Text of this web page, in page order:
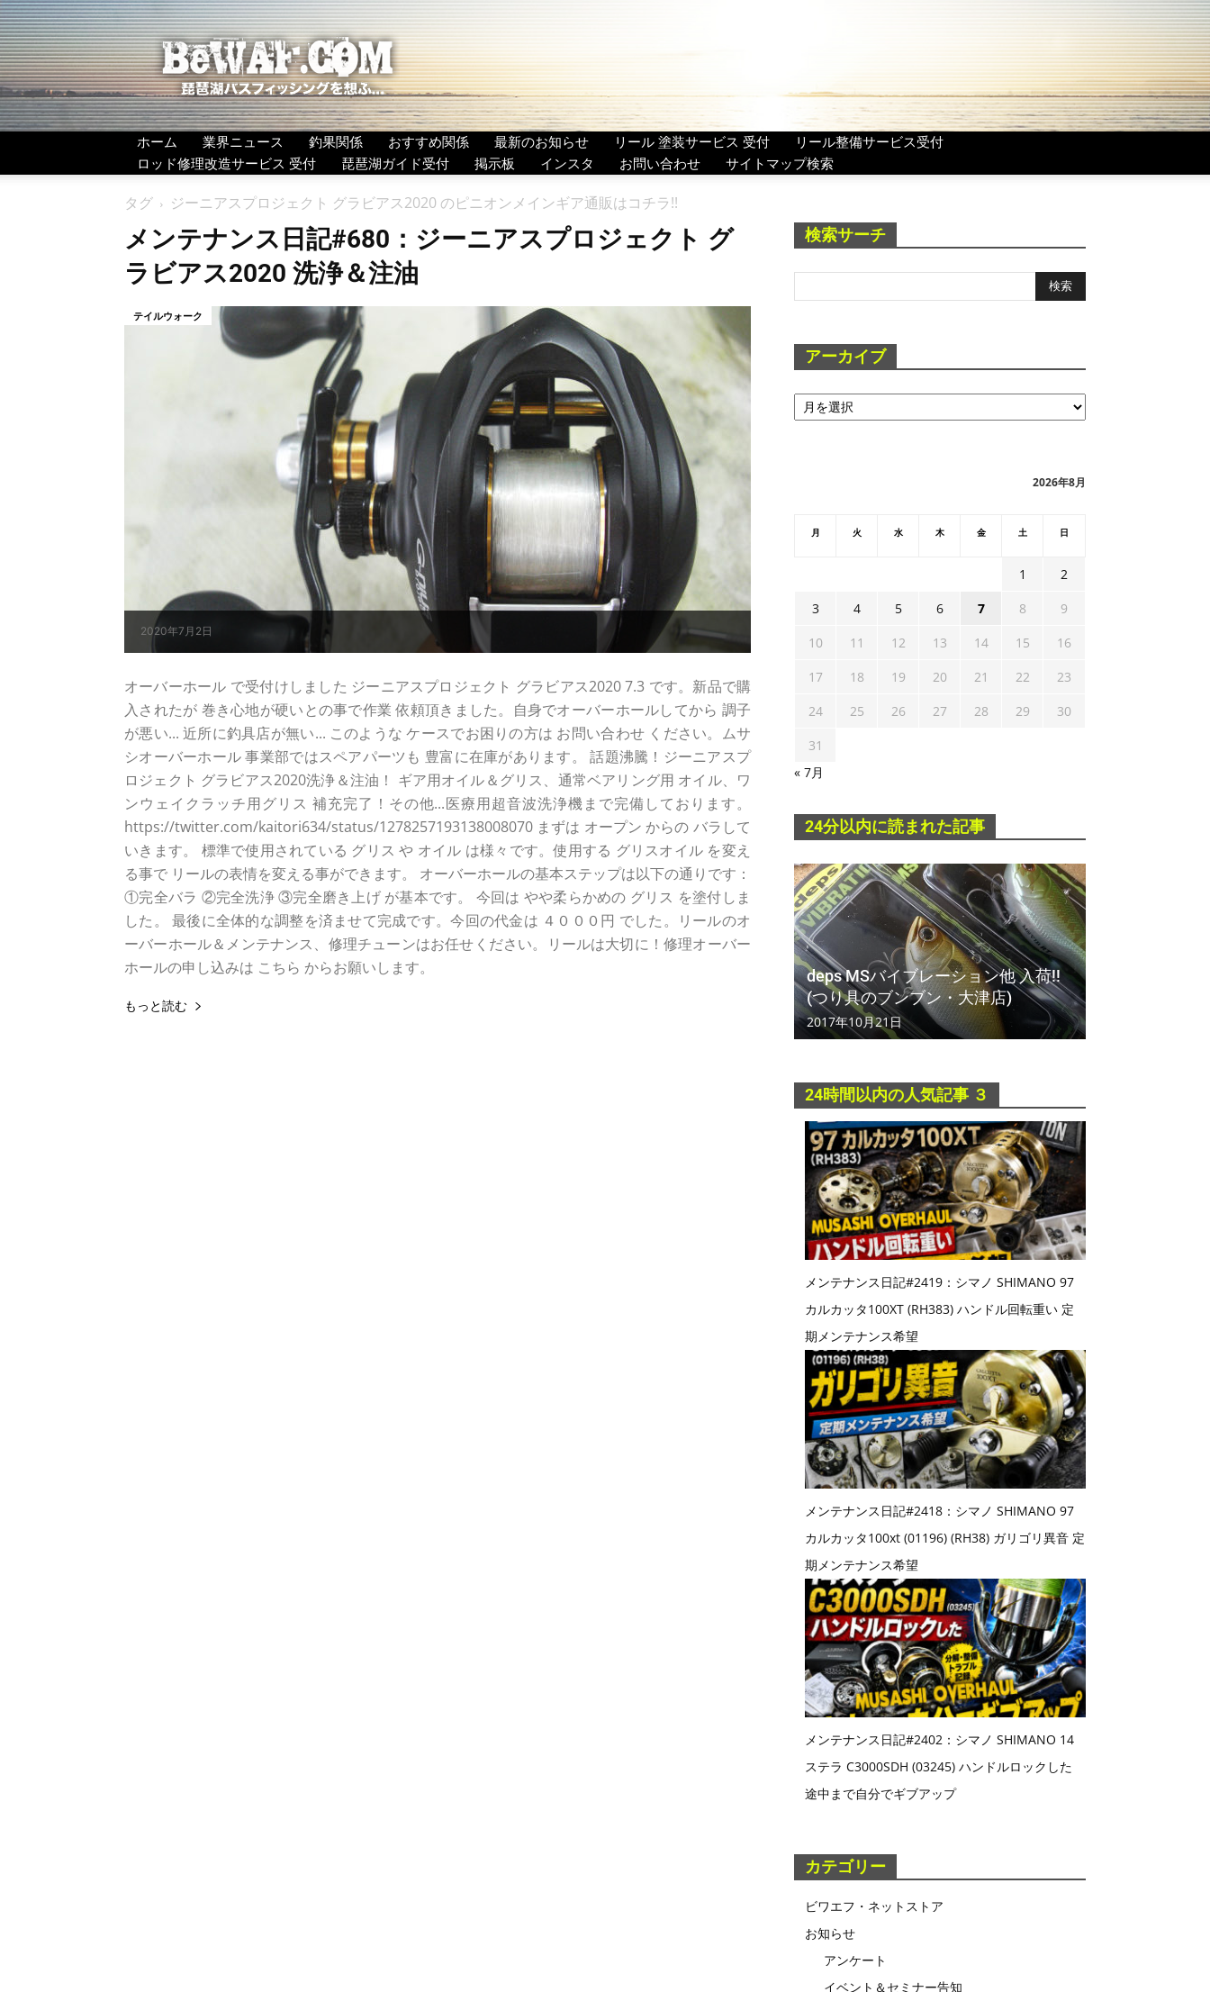
BeWAF
(ビ
ワ
エ
フ）
ホーム 業界ニュース 釣果関係 おすすめ関係 最新のお知らせ リール 塗装サービス 受付
リール整備サービス受付
ロッド修理改造サービス 受付
琵琶湖ガイド受付 掲示板 インスタ お問い合わせ サイトマップ検索
タグ ジーニアスプロジェクト グラビアス2020 のピニオンメインギア通販はコチラ!!
メンテナンス日記#680：ジーニアスプロジェクト グ
ラビアス2020 洗浄＆注油
2020年7月2日
テイルウォーク
オーバーホール で受付けしました ジーニアスプロジェクト グラビアス2020 7.3 です。新品で購
入されたが 巻き心地が硬いとの事で作業 依頼頂きました。自身でオーバーホールしてから 調子
が悪い... 近所に釣具店が無い... このような ケースでお困りの方は お問い合わせ ください。ムサ
シオーバーホール 事業部ではスペアパーツも 豊富に在庫があります。 話題沸騰！ジーニアスプ
ロジェクト グラビアス2020洗浄＆注油！ ギア用オイル＆グリス、通常ベアリング用 オイル、ワ
ンウェイクラッチ用グリス 補充完了！その他...医療用超音波洗浄機まで完備しております。
https://twitter.com/kaitori634/status/1278257193138008070 まずは オープン からの バラして
いきます。 標準で使用されている グリス や オイル は様々です。使用する グリスオイル を変え
る事で リールの表情を変える事ができます。 オーバーホールの基本ステップは以下の通りです：
①完全バラ ②完全洗浄 ③完全磨き上げ が基本です。 今回は やや柔らかめの グリス を塗付しま
した。 最後に全体的な調整を済ませて完成です。今回の代金は ４０００円 でした。リールのオ
ーバーホール＆メンテナンス、修理チューンはお任せください。リールは大切に！修理オーバー
ホールの申し込みは こちら からお願いします。
もっと読む
検索サーチ
アーカイブ
ア
ー
2026年8月
月 火 水 木 金 土 日
1
2
3
4 5 6 7 8
9
10
11 12 13 14 15
16
17
18 19 20 21 22
23
24
25 26 27 28 29
30
31
« 7月
24分以内に読まれた記事
deps MSバイブレーション他 入荷!!
(つり具のブンブン・大津店)
2017年10月21日
24時間以内の人気記事 ３
メンテナンス日記#2419：シマノ SHIMANO 97
カルカッタ100XT (RH383) ハンドル回転重い 定
期メンテナンス希望
メンテナンス日記#2418：シマノ SHIMANO 97
カルカッタ100xt (01196) (RH38) ガリゴリ異音 定
期メンテナンス希望
メンテナンス日記#2402：シマノ SHIMANO 14
ステラ C3000SDH (03245) ハンドルロックした
途中まで自分でギブアップ
カテゴリー
ビワエフ・ネットストア
お知らせ
アンケート
イベント＆セミナー告知